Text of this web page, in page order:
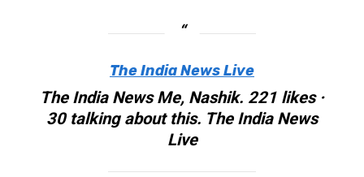
The India News Live
The India News Me, Nashik. 221 likes ·
30 talking about this. The India News
Live